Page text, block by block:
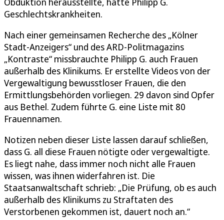
Geschlechtskrankheiten.
Nach einer gemeinsamen Recherche des „Kölner
Stadt-Anzeigers“ und des ARD-Politmagazins
„Kontraste“ missbrauchte Philipp G. auch Frauen
außerhalb des Klinikums. Er erstellte Videos von der
Vergewaltigung bewusstloser Frauen, die den
Ermittlungsbehörden vorliegen. 29 davon sind Opfer
aus Bethel. Zudem führte G. eine Liste mit 80
Frauennamen.
Notizen neben dieser Liste lassen darauf schließen,
dass G. all diese Frauen nötigte oder vergewaltigte.
Es liegt nahe, dass immer noch nicht alle Frauen
wissen, was ihnen widerfahren ist. Die
Staatsanwaltschaft schrieb: „Die Prüfung, ob es auch
außerhalb des Klinikums zu Straftaten des
Verstorbenen gekommen ist, dauert noch an.“